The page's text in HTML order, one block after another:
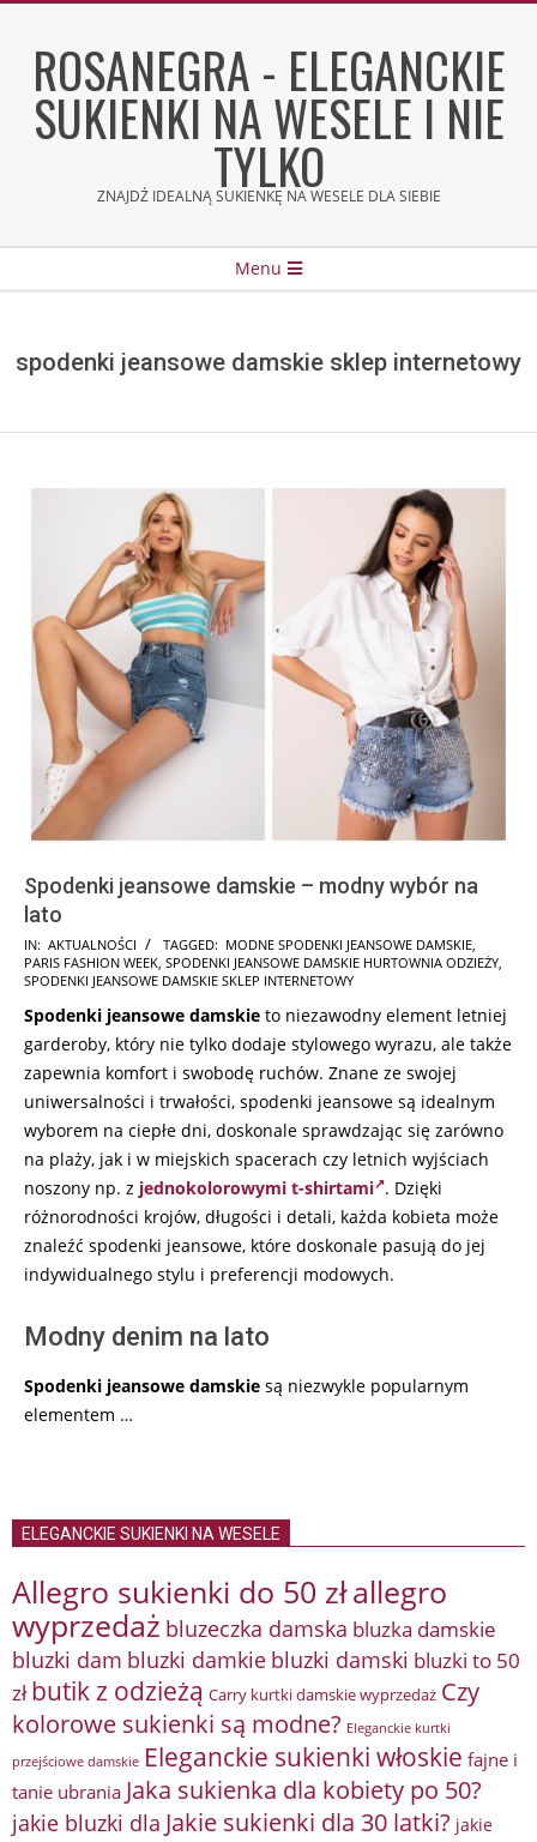
contentROSANEGRA - ELEGANCKIE
SUKIENKI NA WESELE I NIE
TYLKO
ZNAJDŹ IDEALNĄ SUKIENKĘ NA WESELE DLA SIEBIE
Menu
spodenki jeansowe damskie sklep internetowy
Spodenki jeansowe damskie – modny wybór na
lato
2025-
07-
IN: AKTUALNOŚCI TAGGED: MODNE SPODENKI JEANSOWE DAMSKIE,
PARIS FASHION WEEK, SPODENKI JEANSOWE DAMSKIE HURTOWNIA ODZIEŻY,
SPODENKI JEANSOWE DAMSKIE SKLEP INTERNETOWY
Spodenki jeansowe damskie to niezawodny element letniej
garderoby, który nie tylko dodaje stylowego wyrazu, ale także
zapewnia komfort i swobodę ruchów. Znane ze swojej
uniwersalności i trwałości, spodenki jeansowe są idealnym
wyborem na ciepłe dni, doskonale sprawdzając się zarówno
na plaży, jak i w miejskich spacerach czy letnich wyjściach
noszony np. z jednokolorowymi t-shirtami . Dzięki
różnorodności krojów, długości i detali, każda kobieta może
znaleźć spodenki jeansowe, które doskonale pasują do jej
indywidualnego stylu i preferencji modowych.
Modny denim na lato
Spodenki jeansowe damskie są niezwykle popularnym
elementem …
ELEGANCKIE SUKIENKI NA WESELE
Allegro sukienki do 50 złallegro
wyprzedaż bluzeczka damska bluzka damskie
bluzki dam bluzki damkie bluzki damski bluzki to 50
zł butik z odzieżą Carry kurtki damskie wyprzedaż Czy
kolorowe sukienki są modne? Eleganckie kurtki
przejściowe damskie Eleganckie sukienki włoskie fajne i
tanie ubrania Jaka sukienka dla kobiety po 50?
jakie bluzki dla Jakie sukienki dla 30 latki? jakie